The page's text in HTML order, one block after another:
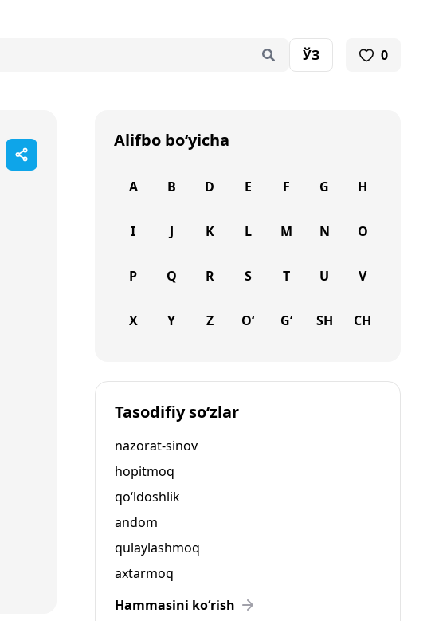
ЎЗ 0
Alifbo bo‘yicha
A B D E F G H
I J K L M N O
P Q R S T U V
X Y Z O‘ G‘ SH CH
Tasodifiy so‘zlar
nazorat-sinov
hopitmoq
qo‘ldoshlik
andom
qulaylashmoq
axtarmoq
Hammasini ko‘rish